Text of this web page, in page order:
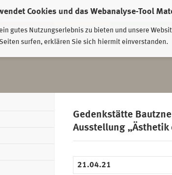
Cookies und das Webanalyse-Tool
gutes Nutzungserlebnis zu bieten und unsere
surfen, erklären Sie sich hiermit einverstanden.
EHRENHAIN ZEITHAIN
Gedenkstätte
Ausstellung „Ästhetik
21.04.21